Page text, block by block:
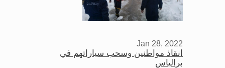
Jan 28, 2022
انقاذ مواطنين وسحب سياراتهم في
برالياس